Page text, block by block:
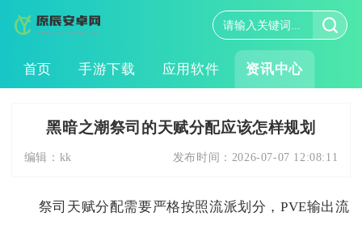
首页 手游下载 应用软件 资讯中心
黑暗之潮祭司的天赋分配应该怎样规划
编辑： kk 发布时间： 2026-07-07 12:08:11
祭司天赋分配需要严格按照流派划分，PVE输出流